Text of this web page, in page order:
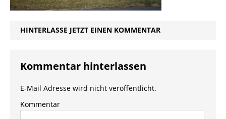
HINTERLASSE JETZT EINEN KOMMENTAR
Kommentar hinterlassen
E-Mail Adresse wird nicht veröffentlicht.
Kommentar